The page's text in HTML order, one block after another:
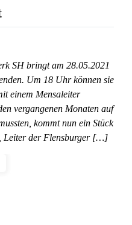
SH bringt am 28.05.2021
Um 18 Uhr können sie
einem Mensaleiter
vergangenen Monaten auf
kommt nun ein Stück
Leiter der Flensburger […]